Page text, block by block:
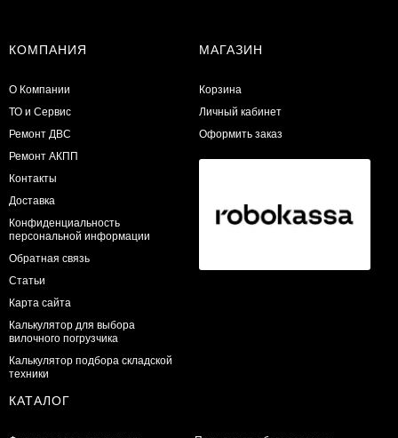
КОМПАНИЯ
О Компании
ТО и Сервис
​Ремонт ДВС
Ремонт АКПП
Контакты
Доставка
Конфиденциальность
персональной информации
Обратная связь
Статьи
Карта сайта
Калькулятор для выбора
вилочного погрузчика
Калькулятор подбора складской
техники
МАГАЗИН
Корзина
Личный кабинет
Оформить заказ
КАТАЛОГ